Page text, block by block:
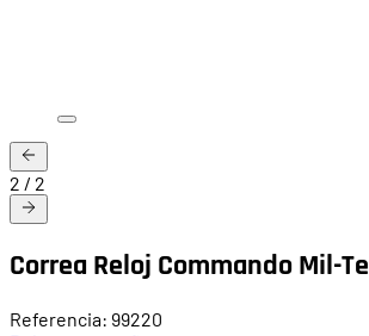
2 / 2
Correa Reloj Commando Mil-
Referencia: 99220